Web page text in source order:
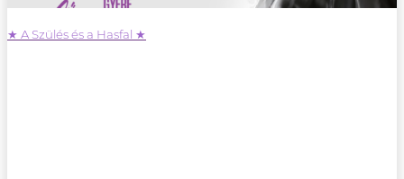
★ A Szülés és a Hasfal ★